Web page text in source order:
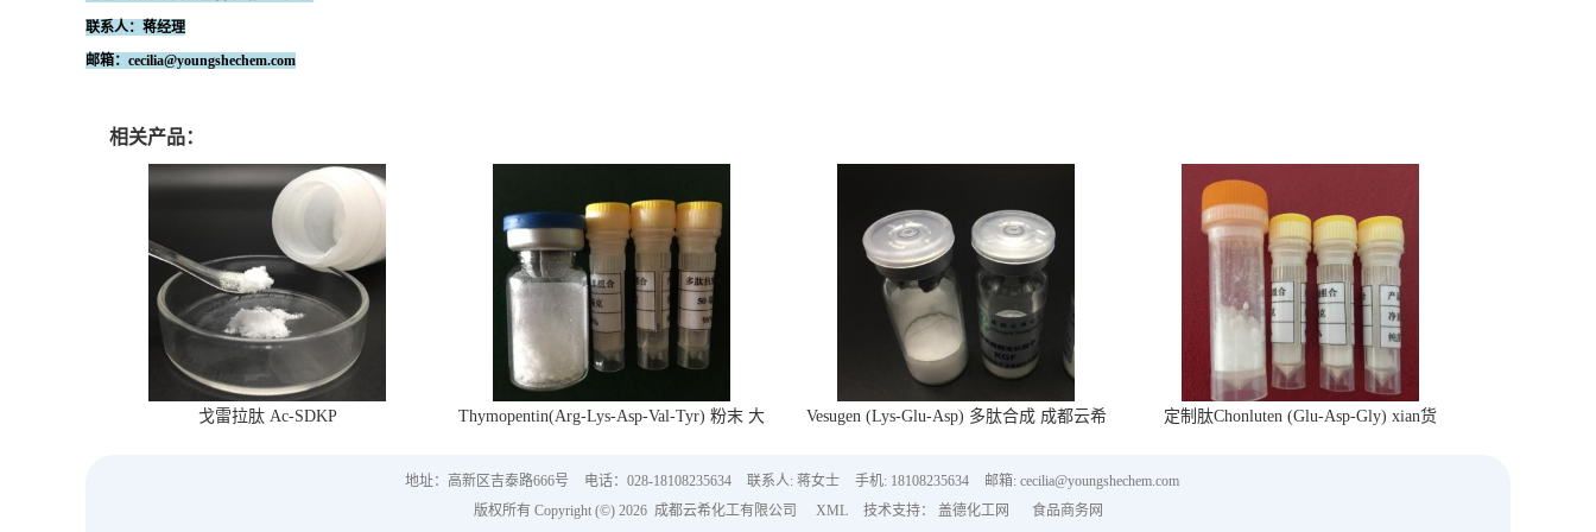
联系人：蒋经理
邮箱：cecilia@youngshechem.com
相关产品：
戈雷拉肽 Ac-SDKP
Thymopentin(Arg-Lys-Asp-Val-Tyr) 粉末 大
Vesugen (Lys-Glu-Asp) 多肽合成 成都云希 定制肽Chonluten (Glu-Asp-Gly) xian货
地址：高新区吉泰路666号 电话：028-18108235634 联系人: 蒋女士 手机: 18108235634
邮箱: cecilia@youngshechem.com
版权所有 Copyright (©) 2026 成都云希化工有限公司 XML 技术支持： 盖德化工网 食品商务网